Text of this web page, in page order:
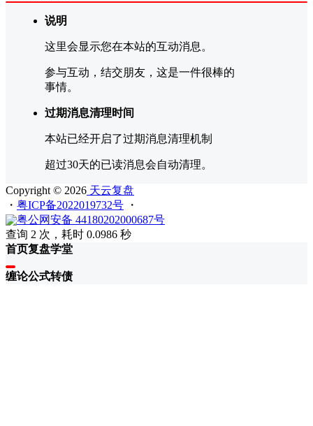
说明
这里会显示您在本站的互动消息。
参与互动，结交朋友，这是一件很棒的
事情。
过期消息清理时间
本站已经开启了过期消息清理机制
超过30天的已读消息会自动清理。
Copyright © 2026 天云复盘
・ 粤ICP备2022019732号
・
粤公网安备 44180202000687号
查询 2 次，耗时 0.0986 秒
首页复盘学堂
缠论公式转债